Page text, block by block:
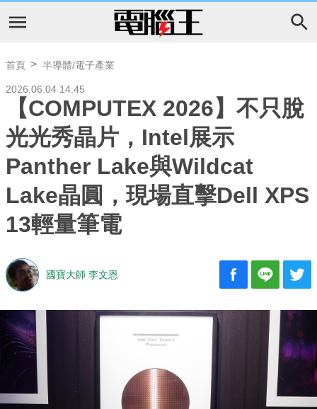
首頁 半導體/電子產業
2026.06.04 14:45
【COMPUTEX 2026】不只脫
光光秀晶片，Intel展示
Panther Lake與Wildcat
Lake晶圓，現場直擊Dell XPS
13輕量筆電
國寶大師 李文恩